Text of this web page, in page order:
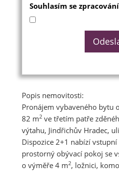
Souhlasím se
Popis nemovitosti:
Pronájem vybaveného bytu
82 m2 ve třetím patře
výtahu, Jindřichův Hradec,
Dispozice 2+1 nabízí
prostorný obývací pokoj se
o výměře 4 m2, ložnici,